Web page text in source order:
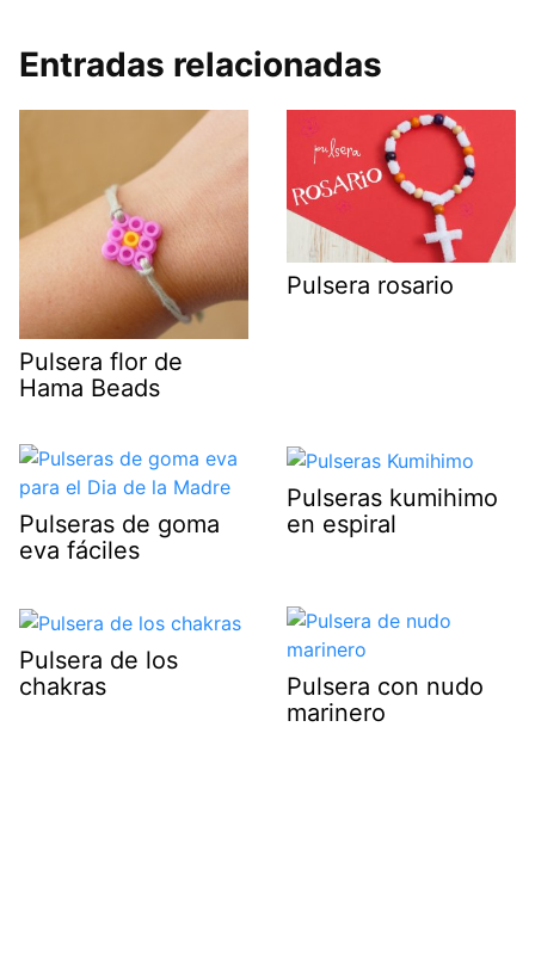
Entradas relacionadas
Pulsera flor de
Hama Beads
Pulsera rosario
Pulseras de goma
eva fáciles
Pulseras kumihimo
en espiral
Pulsera de los
chakras
Pulsera con nudo
marinero